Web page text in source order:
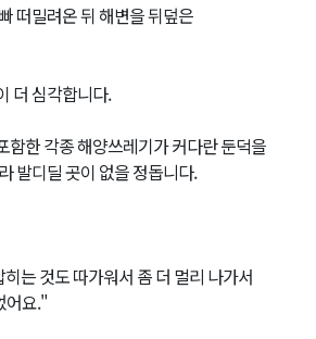
떠밀려온 뒤 해변을 뒤덮은
더 심각합니다.
함한 각종 해양쓰레기가 커다란 둔덕을
발디딜 곳이 없을 정돕니다.
는 것도 따가워서 좀 더 멀리 나가서
어요."